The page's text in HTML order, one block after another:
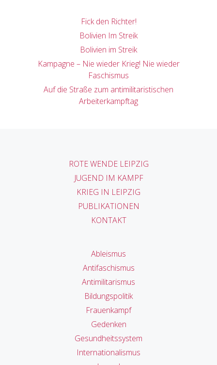
Fick den Richter!
Bolivien Im Streik
Bolivien im Streik
Kampagne – Nie wieder Krieg! Nie wieder
Faschismus
Auf die Straße zum antimilitaristischen
Arbeiterkampftag
ROTE WENDE LEIPZIG
JUGEND IM KAMPF
KRIEG IN LEIPZIG
PUBLIKATIONEN
KONTAKT
Ableismus
Antifaschismus
Antimilitarismus
Bildungspolitik
Frauenkampf
Gedenken
Gesundheitssystem
Internationalismus